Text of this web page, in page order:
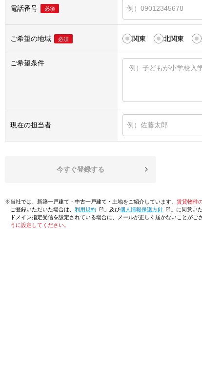
電話番号 必須
ご希望の地域 必須 関東 北関東
ご希望条件
現在の担当者
今すぐ登録する
※当社では、新築一戸建て・中古一戸建て・土地をご紹介しています。 賃貸物件
ご登録いただいた場合は、「利用規約 」及び「個人情報保護方針
」に同意い
ドメイン指定受信を設定されている場合に、メールが正しく届かないことがご
うに設定してください。